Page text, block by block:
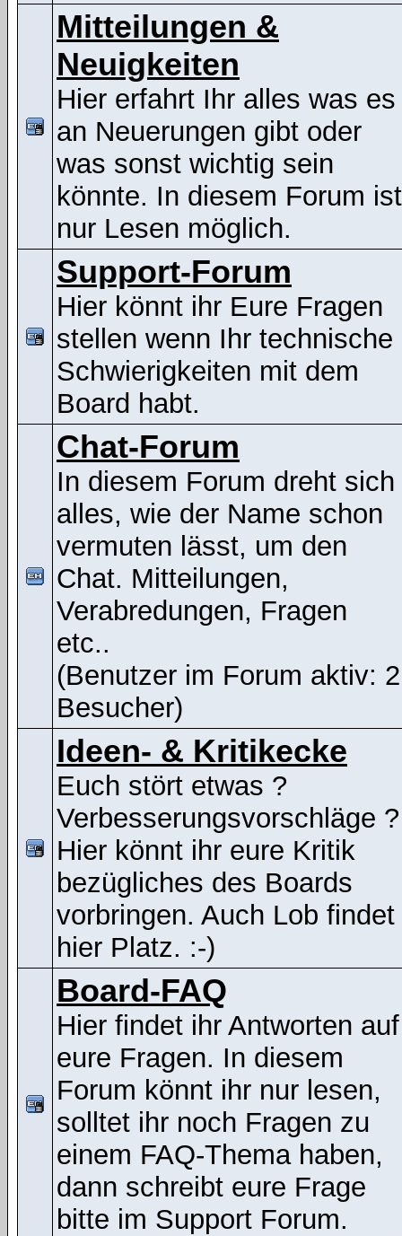
Mitteilungen &
Neuigkeiten
Hier erfahrt Ihr alles was es
an Neuerungen gibt oder
was sonst wichtig sein
könnte. In diesem Forum ist
nur Lesen möglich.
Support-Forum
Hier könnt ihr Eure Fragen
stellen wenn Ihr technische
Schwierigkeiten mit dem
Board habt.
Chat-Forum
In diesem Forum dreht sich
alles, wie der Name schon
vermuten lässt, um den
Chat. Mitteilungen,
Verabredungen, Fragen
etc..
(Benutzer im Forum aktiv: 2
Besucher)
Ideen- & Kritikecke
Euch stört etwas ?
Verbesserungsvorschläge ?
Hier könnt ihr eure Kritik
bezügliches des Boards
vorbringen. Auch Lob findet
hier Platz. :-)
Board-FAQ
Hier findet ihr Antworten auf
eure Fragen. In diesem
Forum könnt ihr nur lesen,
solltet ihr noch Fragen zu
einem FAQ-Thema haben,
dann schreibt eure Frage
bitte im Support Forum.